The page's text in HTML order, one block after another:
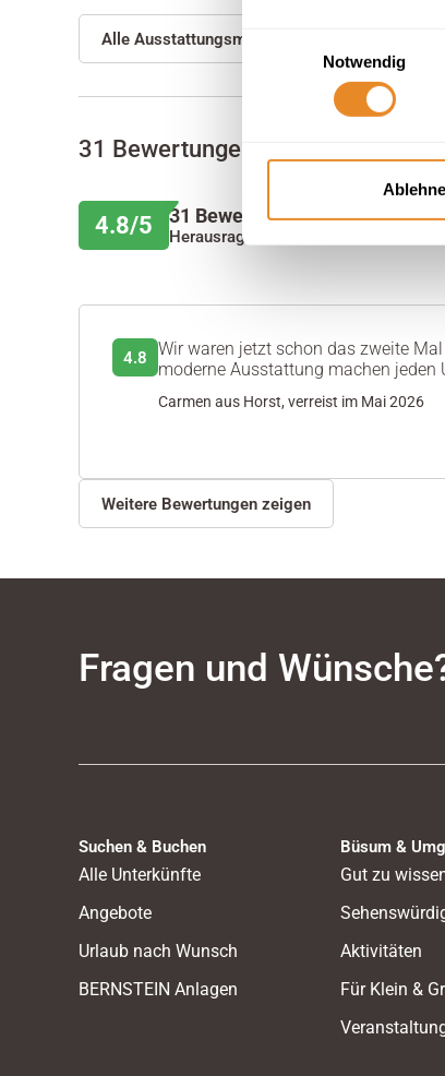
Einwilligungsauswahl
Notwendig
Alle Ausstattungsmerkmale anzeigen
31 Bewertungen
4.8/5 31 Bewertungen
Herausragend
4.8
Wir waren jetzt schon das zweite
moderne Ausstattung machen
Carmen aus Horst, verreist im Mai 2026
Weitere Bewertungen zeigen
Fragen und
Suchen & Buchen
Alle Unterkünfte
Angebote
Urlaub nach Wunsch
BERNSTEIN Anlagen
Büsum &
Gut zu
Aktivitäten
Für Klein &